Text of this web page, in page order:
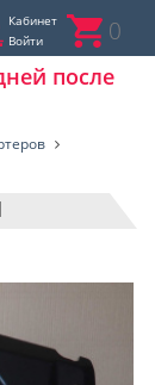
Кабинет
Войти
0
после